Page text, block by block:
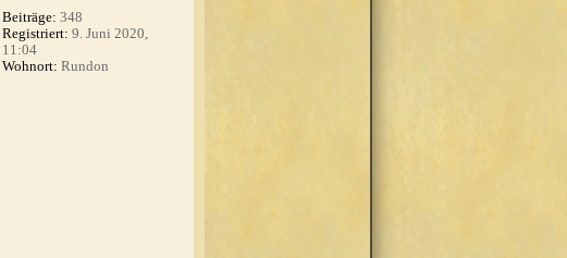
Beiträge: 348
Registriert: 9. Juni 2020,
11:04
Wohnort: Rundon